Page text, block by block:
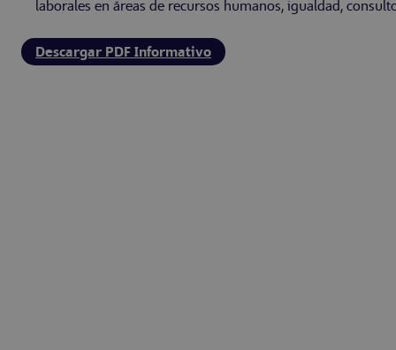
laborales en áreas de recursos humanos, igualdad,
Descargar PDF Informativo